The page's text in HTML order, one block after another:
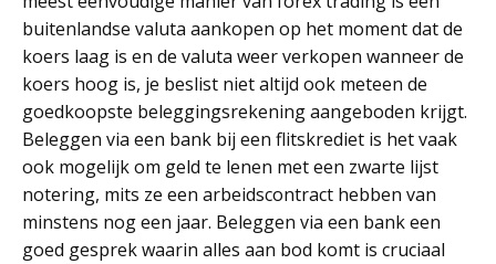
buitenlandse valuta aankopen op het moment dat de
koers laag is en de valuta weer verkopen wanneer de
koers hoog is, je beslist niet altijd ook meteen de
goedkoopste beleggingsrekening aangeboden krijgt.
Beleggen via een bank bij een flitskrediet is het vaak
ook mogelijk om geld te lenen met een zwarte lijst
notering, mits ze een arbeidscontract hebben van
minstens nog een jaar. Beleggen via een bank een
goed gesprek waarin alles aan bod komt is cruciaal